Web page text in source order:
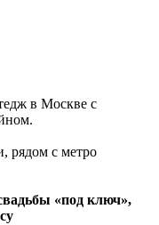
в Москве с
рядом с метро
«под ключ»,